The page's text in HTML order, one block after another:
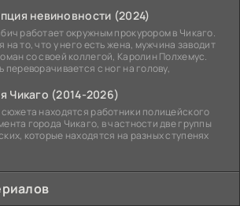
невиновности (2024)
работает окружным прокурором в Чикаго.
на то, что у него есть жена, мужчина заводит
со своей коллегой, Каролин Полхемус.
переворачивается с ног на голову,
Чикаго (2014-2026)
сюжета находятся работники полицейского
города Чикаго, в частности две группы
которые находятся на разных ступенях